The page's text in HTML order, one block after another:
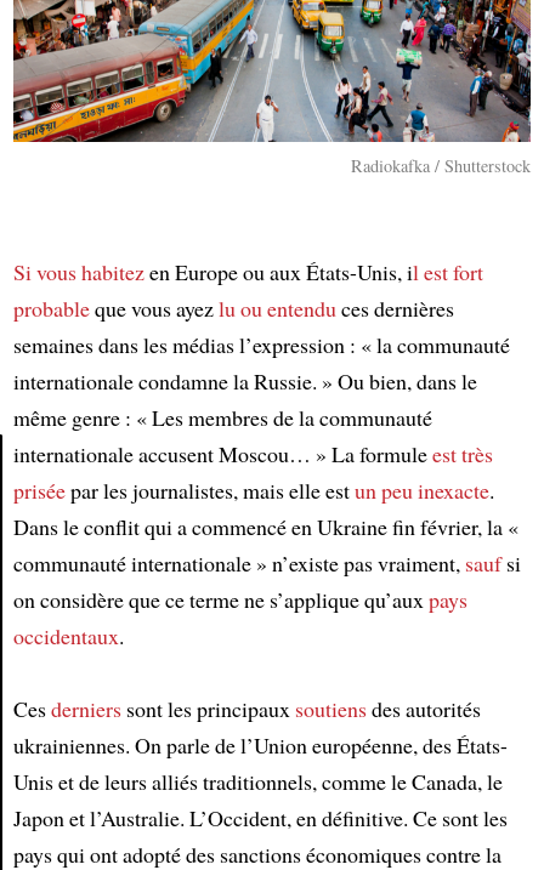
Article
Radiokafka / Shutterstock
Si vous habitezen Europe ou aux États-Unis, il est fort
probableque vous ayezlu ou entenduces dernières
semaines dans les médias l’expression : « la communauté
internationale condamne la Russie. » Ou bien, dans le
même genre : « Les membres de la communauté
internationale accusent Moscou… » La formuleest très
priséepar les journalistes, mais elle estun peu inexacte.
Dans le conflit qui a commencé en Ukraine fin février, la «
communauté internationale » n’existe pas vraiment, saufsi
on considère que ce terme ne s’applique qu’auxpays
occidentaux.
Cesdernierssont les principaux soutiensdes autorités
ukrainiennes. On parle de l’Union européenne, des États-
Unis et de leurs alliés traditionnels, comme le Canada, le
Japon et l’Australie. L’Occident, en définitive. Ce sont les
pays qui ont adopté des sanctions économiques contre la